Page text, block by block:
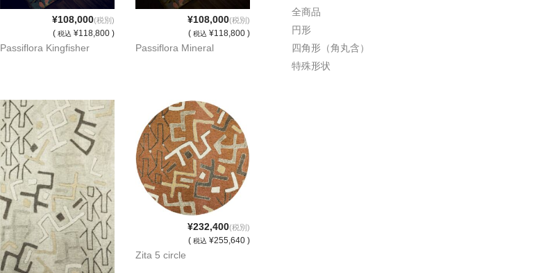
¥108,000(税別)
( 税込 ¥118,800 )
Passiflora Kingfisher
¥108,000(税別)
( 税込 ¥118,800 )
Passiflora Mineral
¥232,400(税別)
( 税込 ¥255,640 )
Zita 5 circle
全商品
円形
四角形（角丸含）
特殊形状